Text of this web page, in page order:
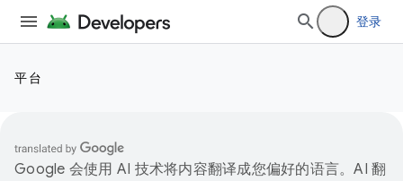
登录
平台
Google 会使用 AI 技术将内容翻译成您偏好的语言。AI 翻